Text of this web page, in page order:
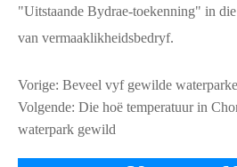
"Uitstaande Bydrae-toekenning" in
van vermaaklikheidsbedryf.
Vorige: Beveel vyf gewilde
Volgende: Die hoë temperatuur in
waterpark gewild